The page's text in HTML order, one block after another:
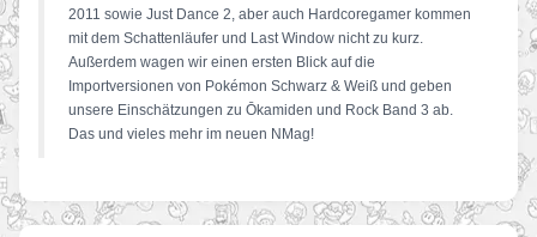
2011 sowie Just Dance 2, aber auch Hardcoregamer kommen
mit dem Schattenläufer und Last Window nicht zu kurz.
Außerdem wagen wir einen ersten Blick auf die
Importversionen von Pokémon Schwarz & Weiß und geben
unsere Einschätzungen zu Ōkamiden und Rock Band 3 ab.
Das und vieles mehr im neuen NMag!